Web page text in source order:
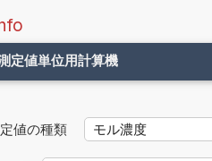
定値単位用計算機
値の種類